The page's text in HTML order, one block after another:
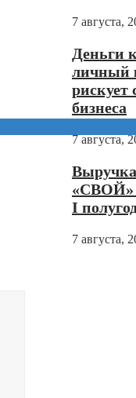
7 августа,
Деньги
личный
рискует
бизнеса
7 августа,
«СВОЙ»
I
7 августа,